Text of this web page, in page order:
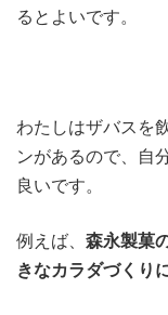
るとよいです。
わたしはザバスを
ンがあるので、自
良いです。
例えば、 森永製菓
きなカラダづくり